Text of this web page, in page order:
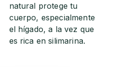
natural protege tu
cuerpo, especialmente
el hígado, a la vez que
es rica en silimarina.